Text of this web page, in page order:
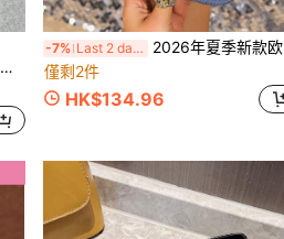
-7% Last 2 days
2026年夏季新款欧美时尚女式大码方头绑带露趾高跟凉鞋
僅剩2件
HK$134.96